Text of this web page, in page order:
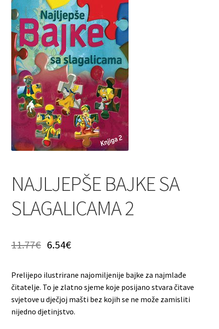
Privatnost podataka
Terms of Use
Uvjeti prodaje i dostava
NAJLJEPŠE BAJKE SA
SLAGALICAMA 2
11.77€ 6.54€
Prelijepo ilustrirane najomiljenije bajke za najmlađe
čitatelje. To je zlatno sjeme koje posijano stvara čitave
svjetove u dječjoj mašti bez kojih se ne može zamisliti
nijedno djetinjstvo.